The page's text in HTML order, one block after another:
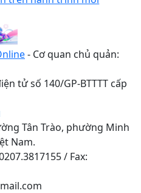
- Cơ quan chủ quản:
tử số 140/GP-BTTTT cấp
Tân Trào, phường Minh
Nam.
/ Fax: